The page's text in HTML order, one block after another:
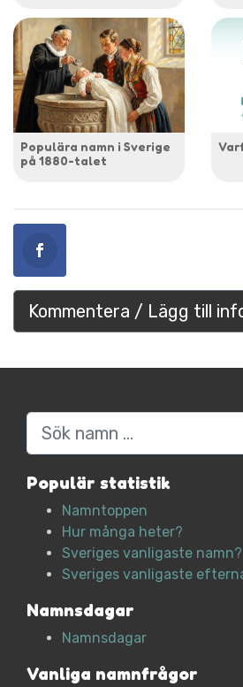
Populära namn i Sverige
på 1880-talet
Kommentera / Lägg till
Sök
Populär statistik
Namntoppen
Hur många heter?
Sveriges vanligaste namn?
Sveriges vanligaste
Namnsdagar
Namnsdagar
Vanliga namnfrågor